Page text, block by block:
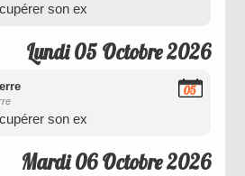
son ex
Lundi 05 Octobre 2026
son ex
05
Mardi 06 Octobre 2026